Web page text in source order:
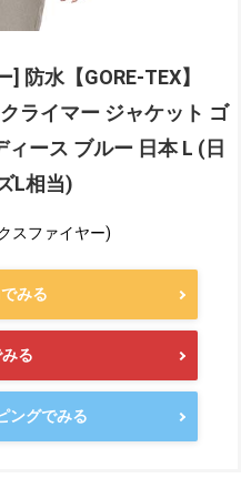
防水【GORE-TEX】
ライマー ジャケット ゴ
ース ブルー 日本 L (日
L相当)
スファイヤー)
みる
る
ングでみる